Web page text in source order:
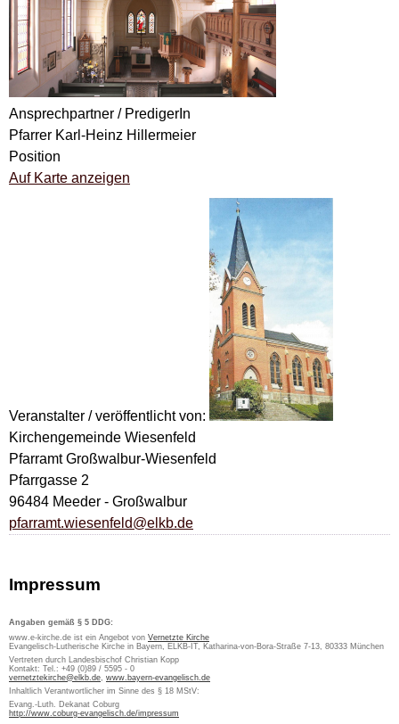
Ansprechpartner / PredigerIn
Pfarrer Karl-Heinz Hillermeier
Position
Auf Karte anzeigen
Veranstalter / veröffentlicht von:
Kirchengemeinde Wiesenfeld
Pfarramt Großwalbur-Wiesenfeld
Pfarrgasse 2
96484 Meeder - Großwalbur
pfarramt.wiesenfeld@elkb.de
Impressum
Angaben gemäß § 5 DDG:
www.e-kirche.de ist ein Angebot von Vernetzte Kirche
Evangelisch-Lutherische Kirche in Bayern, ELKB-IT, Katharina-von-Bora-Straße 7-13, 80333 München
Vertreten durch Landesbischof Christian Kopp
Kontakt: Tel.: +49 (0)89 / 5595 - 0
vernetztekirche@elkb.de, www.bayern-evangelisch.de
Inhaltlich Verantwortlicher im Sinne des § 18 MStV:
Evang.-Luth. Dekanat Coburg
http://www.coburg-evangelisch.de/impressum